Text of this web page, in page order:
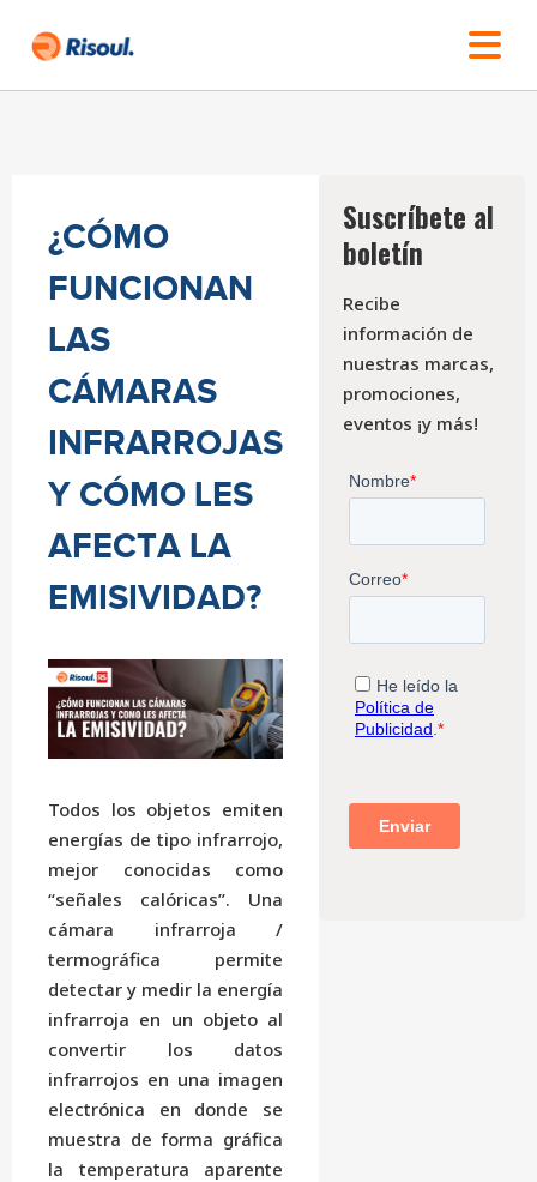
¿CÓMO
FUNCIONAN
LAS
CÁMARAS
INFRARROJAS
Y CÓMO LES
AFECTA LA
EMISIVIDAD?
Todos los objetos emiten
energías de tipo infrarrojo,
mejor conocidas como
“señales calóricas”. Una
cámara infrarroja /
termográfica permite
detectar y medir la energía
infrarroja en un objeto al
convertir los datos
infrarrojos en una imagen
electrónica en donde se
muestra de forma gráfica
la temperatura aparente
Suscríbete al
boletín
Recibe
información de
nuestras marcas,
promociones,
eventos ¡y más!